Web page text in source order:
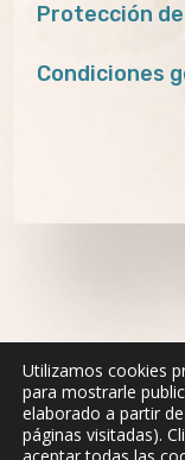
Protección
Condiciones
Utilizamos cookies
para mostrarle
elaborado a partir
páginas visitadas).